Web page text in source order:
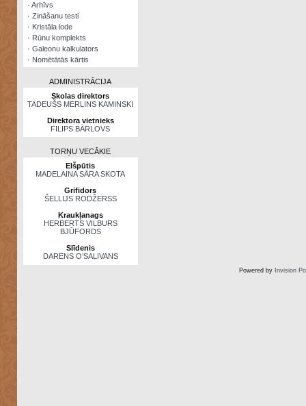
· Arhīvs
· Zināšanu testi
· Kristāla lode
· Rūnu komplekts
· Galeonu kalkulators
· Nomētātās kārtis
ADMINISTRĀCIJA
Skolas direktors
TADEUŠS MERLINS KAMINSKI
Direktora vietnieks
FILIPS BĀRLOVS
TORŅU VECĀKIE
Elšpūtis
MADELAINA SĀRA SKOTA
Grifidors
ŠELLIJS RODŽERSS
Kraukļanags
HERBERTS VILBURS
BJŪFORDS
Slīdenis
DARENS O’SALIVANS
Powered by Invision